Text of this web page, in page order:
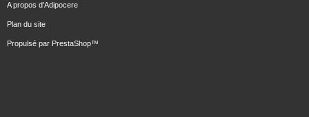
A propos d'Adipocere
Plan du site
Propulsé par PrestaShop™